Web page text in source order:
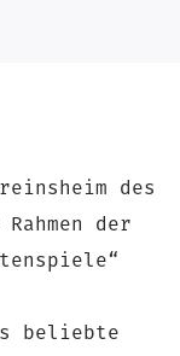
des
der
beliebte